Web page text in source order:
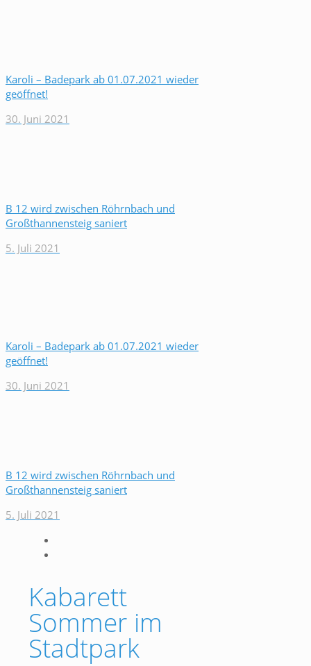
Karoli – Badepark ab 01.07.2021 wieder
geöffnet!
30. Juni 2021
B 12 wird zwischen Röhrnbach und
Großthannensteig saniert
5. Juli 2021
Karoli – Badepark ab 01.07.2021 wieder
geöffnet!
30. Juni 2021
B 12 wird zwischen Röhrnbach und
Großthannensteig saniert
5. Juli 2021
Kabarett
Sommer im
Stadtpark